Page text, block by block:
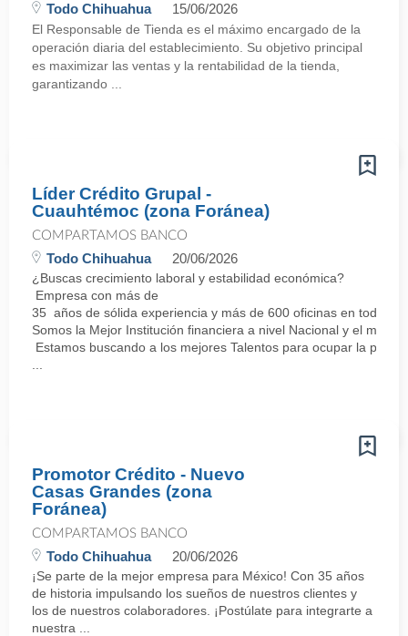
Todo Chihuahua 15/06/2026
El Responsable de Tienda es el máximo encargado de la
operación diaria del establecimiento. Su objetivo principal
es maximizar las ventas y la rentabilidad de la tienda,
garantizando ...
Líder Crédito Grupal -
Cuauhtémoc (zona Foránea)
COMPARTAMOS BANCO
Todo Chihuahua 20/06/2026
¿Buscas crecimiento laboral y estabilidad económica?
Empresa con más de
35 años de sólida experiencia y más de 600 oficinas en todo el
Somos la Mejor Institución financiera a nivel Nacional y el
Estamos buscando a los mejores Talentos para ocupar la
Promotor Crédito - Nuevo
Casas Grandes (zona
Foránea)
COMPARTAMOS BANCO
Todo Chihuahua 20/06/2026
¡Se parte de la mejor empresa para México! Con 35 años
de historia impulsando los sueños de nuestros clientes y
los de nuestros colaboradores. ¡Postúlate para integrarte a
nuestra ...